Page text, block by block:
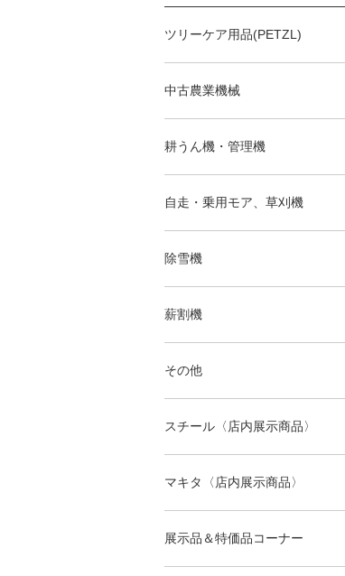
ツリーケア用品(PETZL)
中古農業機械
耕うん機・管理機
自走・乗用モア、草刈機
除雪機
薪割機
その他
スチール〈店内展示商品〉
マキタ〈店内展示商品〉
展示品＆特価品コーナー